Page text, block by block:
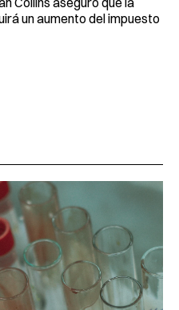
un aumento del impuesto